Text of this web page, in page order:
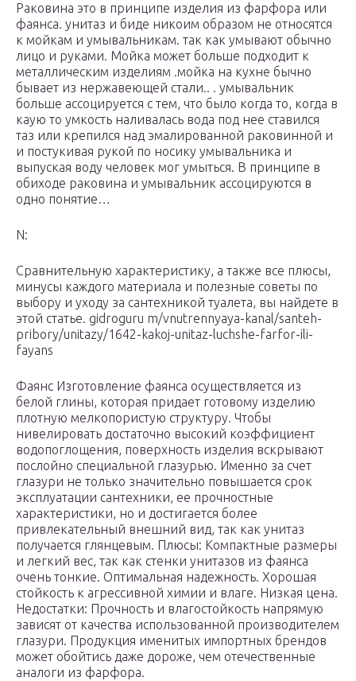
Раковина это в принципе изделия из фарфора или
фаянса. унитаз и биде никоим образом не относятся
к мойкам и умывальникам. так как умывают обычно
лицо и руками. Мойка может больше подходит к
металлическим изделиям .мойка на кухне бычно
бывает из нержавеющей стали.. . умывальник
больше ассоцируется с тем, что было когда то, когда в
каую то умкость наливалась вода под нее ставился
таз или крепился над эмалированной раковинной и
и постукивая рукой по носику умывальника и
выпуская воду человек мог умыться. В принципе в
обиходе раковина и умывальник ассоцируются в
одно понятие…
N:
Сравнительную характеристику, а также все плюсы,
минусы каждого материала и полезные советы по
выбору и уходу за сантехникой туалета, вы найдете в
этой статье. gidroguru m/vnutrennyaya-kanal/santeh-
pribory/unitazy/1642-kakoj-unitaz-luchshe-farfor-ili-
fayans
Фаянс Изготовление фаянса осуществляется из
белой глины, которая придает готовому изделию
плотную мелкопористую структуру. Чтобы
нивелировать достаточно высокий коэффициент
водопоглощения, поверхность изделия вскрывают
послойно специальной глазурью. Именно за счет
глазури не только значительно повышается срок
эксплуатации сантехники, ее прочностные
характеристики, но и достигается более
привлекательный внешний вид, так как унитаз
получается глянцевым. Плюсы: Компактные размеры
и легкий вес, так как стенки унитазов из фаянса
очень тонкие. Оптимальная надежность. Хорошая
стойкость к агрессивной химии и влаге. Низкая цена.
Недостатки: Прочность и влагостойкость напрямую
зависят от качества использованной производителем
глазури. Продукция именитых импортных брендов
может обойтись даже дороже, чем отечественные
аналоги из фарфора.